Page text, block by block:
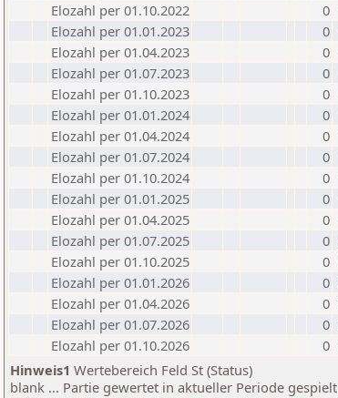
Elozahl per 01.10.2022
0
Elozahl per 01.01.2023
0
Elozahl per 01.04.2023
0
Elozahl per 01.07.2023
0
Elozahl per 01.10.2023
0
Elozahl per 01.01.2024
0
Elozahl per 01.04.2024
0
Elozahl per 01.07.2024
0
Elozahl per 01.10.2024
0
Elozahl per 01.01.2025
0
Elozahl per 01.04.2025
0
Elozahl per 01.07.2025
0
Elozahl per 01.10.2025
0
Elozahl per 01.01.2026
0
Elozahl per 01.04.2026
0
Elozahl per 01.07.2026
0
Elozahl per 01.10.2026
0
Hinweis1 Wertebereich Feld St (Status)
blank ... Partie gewertet in aktueller Periode gespielt